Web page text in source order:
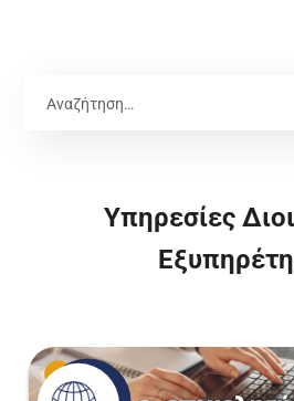
Υπηρεσίες